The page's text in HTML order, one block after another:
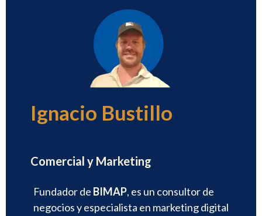
Ignacio Bustillo
Comercial y Marketing
Fundador de BIMAP, es un consultor de
negocios y especialista en marketing digital